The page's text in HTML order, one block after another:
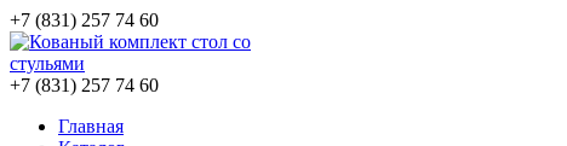
+7 (831) 257 74 60
+7 (831) 257 74 60
Главная